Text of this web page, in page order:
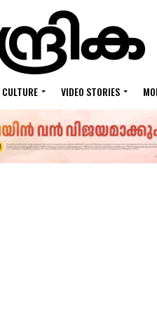
CULTURE VIDEO STORIES